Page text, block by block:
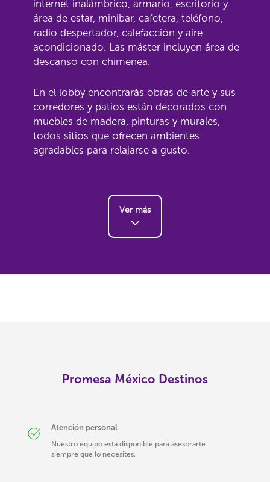
internet inalámbrico, armario, escritorio y
área de estar, minibar, cafetera, teléfono,
radio despertador, calefacción y aire
acondicionado. Las máster incluyen área de
descanso con chimenea.
En el lobby encontrarás obras de arte y sus
corredores y patios están decorados con
muebles de madera, pinturas y murales,
todos sitios que ofrecen ambientes
agradables para relajarse a gusto.
Ver más
Promesa México Destinos
Atención personal
Nuestro equipo está disponible para asesorarte
siempre que lo necesites.